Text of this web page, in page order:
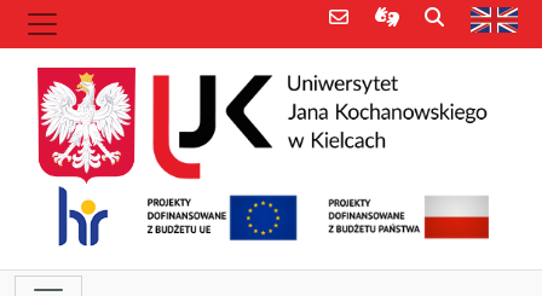
Poczta e-mailInformacje dla
Szukaj